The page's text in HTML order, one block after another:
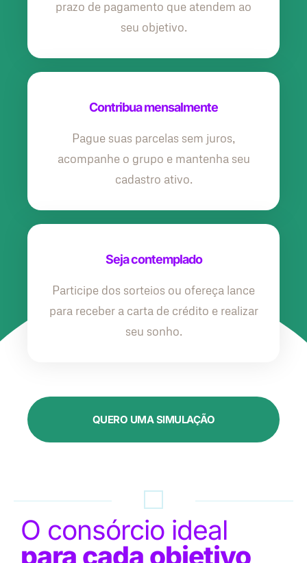
prazo de pagamento que atendem ao
seu objetivo.
Contribua mensalmente
Pague suas parcelas sem juros,
acompanhe o grupo e mantenha seu
cadastro ativo.
Seja contemplado
Participe dos sorteios ou ofereça lance
para receber a carta de crédito e realizar
seu sonho.
QUERO UMA SIMULAÇÃO
O consórcio ideal
para cada objetivo